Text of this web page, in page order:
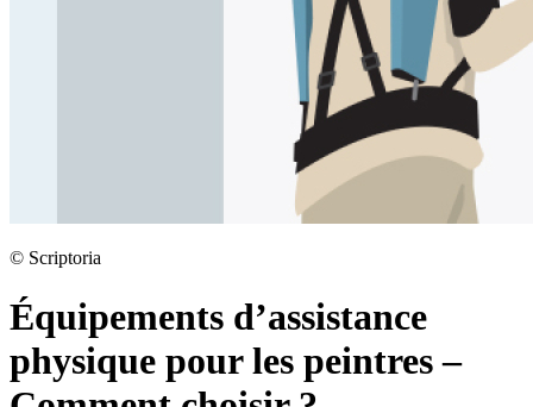
© Scriptoria
Équipements d’assistance
physique pour les peintres –